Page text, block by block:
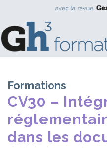
Formations
CV30 –
dans les